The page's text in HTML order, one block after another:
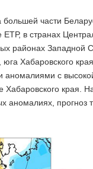
части
в странах
районах
Хабаровского
аномалиями с
Хабаровского края.
аномалиях,